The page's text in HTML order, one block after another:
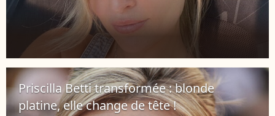
Priscilla Betti transformée : blonde
platine, elle change de tête !